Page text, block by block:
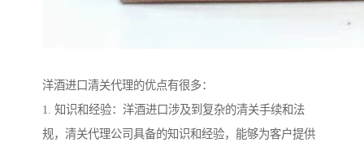
洋酒进口清关代理的优点有很多：
1. 知识和经验：洋酒进口涉及到复杂的清关手续和法
规，清关代理公司具备的知识和经验，能够为客户提供